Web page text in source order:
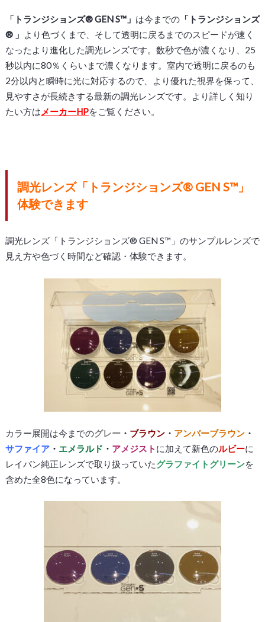
「トランジションズ®GENS™」 は今までの「トランジションズ
®」 より色づくまで、 そして透明に 戻るまでのスピードが速く
なったより進化した調光レンズです。数秒で色が濃くなり、25
秒以内に80％くらいまで濃くなります。室内で透明に戻るのも
2分以内と瞬時に光に対応するので、より優れた視界を保って、
見やすさが長続きする最新の調光レンズです。より詳しく知り
たい方は メーカーHPをご覧ください。
調光レンズ「 トランジションズ® GEN S™」
体験できます
調光レンズ「 トランジションズ® GENS™ 」のサンプルレンズで
見え方や色づく時間など確認・体験できます。
カラー展開は今までのグレー・ ブラウン・ アンバーブラウン・
サファイア・ エメラルド ・ アメジスト に加えて新色のルビーに
レイバン純正レンズで取り扱っていたグラファイトグリーンを
含めた全8色になっています。